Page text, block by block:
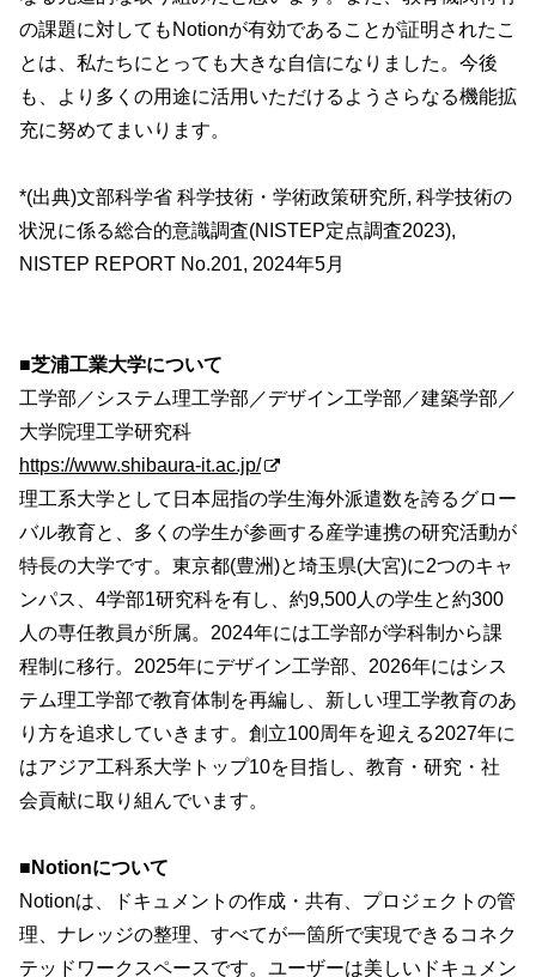
の課題に対してもNotionが有効であることが証明されたこ
とは、私たちにとっても大きな自信になりました。今後
も、より多くの用途に活用いただけるようさらなる機能拡
充に努めてまいります。
*(出典)文部科学省 科学技術・学術政策研究所, 科学技術の
状況に係る総合的意識調査(NISTEP定点調査2023),
NISTEP REPORT No.201, 2024年5月
■芝浦工業大学について
工学部／システム理工学部／デザイン工学部／建築学部／
大学院理工学研究科
https://www.shibaura-it.ac.jp/
理工系大学として日本屈指の学生海外派遣数を誇るグロー
バル教育と、多くの学生が参画する産学連携の研究活動が
特長の大学です。東京都(豊洲)と埼玉県(大宮)に2つのキャ
ンパス、4学部1研究科を有し、約9,500人の学生と約300
人の専任教員が所属。2024年には工学部が学科制から課
程制に移行。2025年にデザイン工学部、2026年にはシス
テム理工学部で教育体制を再編し、新しい理工学教育のあ
り方を追求していきます。創立100周年を迎える2027年に
はアジア工科系大学トップ10を目指し、教育・研究・社
会貢献に取り組んでいます。
■Notionについて
Notionは、ドキュメントの作成・共有、プロジェクトの管
理、ナレッジの整理、すべてが一箇所で実現できるコネク
テッドワークスペースです。ユーザーは美しいドキュメン